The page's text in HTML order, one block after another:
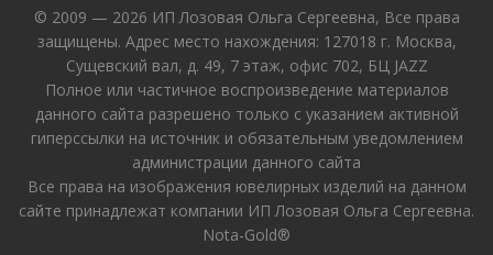
© 2009 — 2026 ИП Лозовая Ольга Сергеевна, Все права
защищены. Адрес место нахождения: 127018 г. Москва,
Сущевский вал, д. 49, 7 этаж, офис 702, БЦ JAZZ
Полное или частичное воспроизведение материалов
данного сайта разрешено только с указанием активной
гиперссылки на источник и обязательным уведомлением
администрации данного сайта
Все права на изображения ювелирных изделий на данном
сайте принадлежат компании ИП Лозовая Ольга Сергеевна.
Nota-Gold®